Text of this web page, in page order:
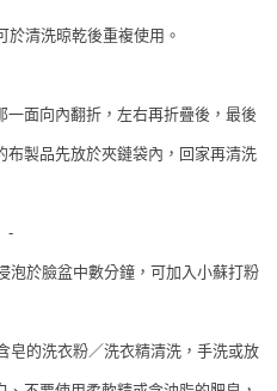
於清洗晾乾後重複使用。
面向內翻折，左右再折疊後，最後
製品先放於夾鏈袋內，回家再清洗
-
泡於臉盆中數分鐘，可加入小蘇打粉
皂的洗衣粉／洗衣精清洗，手洗或放